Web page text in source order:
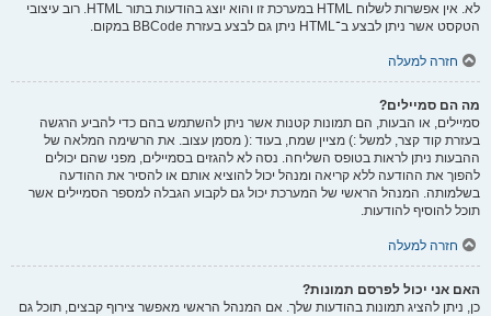
לא. אין אפשרות לשלוח HTML במערכת זו והוא יוצג בהודעות בתור HTML. רוב עיצובי
הטקסט אשר ניתן לבצע ב־HTML ניתן גם לבצע בעזרת BBCode במקום.
חזרה למעלה
מה הם סמיילים?
סמיילים, או הבעות, הם תמונות קטנות אשר ניתן להשתמש בהם כדי להביע הרגשה
בעזרת קוד קצר, למשל :) מציין שמח, בעוד :( מסמן עצוב. את הרשימה המלאה של
ההבעות ניתן לראות בטופס השליחה. נסה לא להגזים בסמיילים, מפני שהם יכולים
להפוך את ההודעה ללא קריאה ומנהל יכול להוציא אותם או להסיר את ההודעה
בשלמותה. המנהל הראשי של המערכת יכול גם לקבוע הגבלה למספר הסמיילים אשר
תוכל להוסיף להודעות.
חזרה למעלה
האם אני יכול לפרסם תמונות?
כן, ניתן להציג תמונות בהודעות שלך. אם המנהל הראשי מאפשר צירוף קבצים, תוכל גם